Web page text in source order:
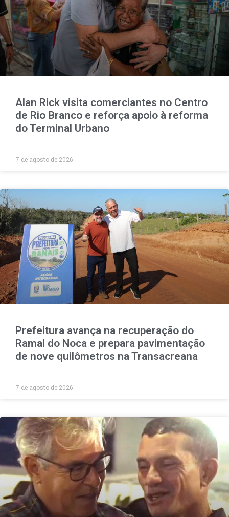
Alan Rick visita comerciantes no Centro
de Rio Branco e reforça apoio à reforma
do Terminal Urbano
7 de agosto de 2026
Prefeitura avança na recuperação do
Ramal do Noca e prepara pavimentação
de nove quilômetros na Transacreana
7 de agosto de 2026